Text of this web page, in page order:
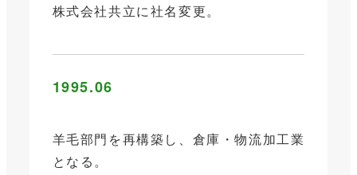
株式会社共立に社名変更。
1995.06
羊毛部門を再構築し、倉庫・物流加工業
となる。